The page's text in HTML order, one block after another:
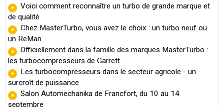
Voici comment reconnaître un turbo de grande marque et
de qualité
Chez MasterTurbo, vous avez le choix : un turbo neuf ou
un ReMan
Officiellement dans la famille des marques MasterTurbo :
les turbocompresseurs de Garrett.
Les turbocompresseurs dans le secteur agricole - un
surcroît de puissance
Salon Automechanika de Francfort, du 10 au 14
septembre